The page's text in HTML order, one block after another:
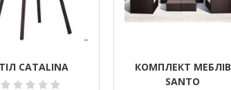
CATALINA
КОМПЛЕКТ МЕБЛІВ
SANTO